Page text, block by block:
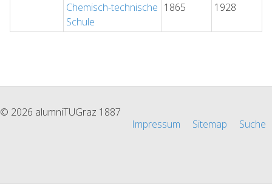
Chemisch-technische
Schule
1865 1928
© 2026 alumniTUGraz 1887
Impressum
Sitemap Suche